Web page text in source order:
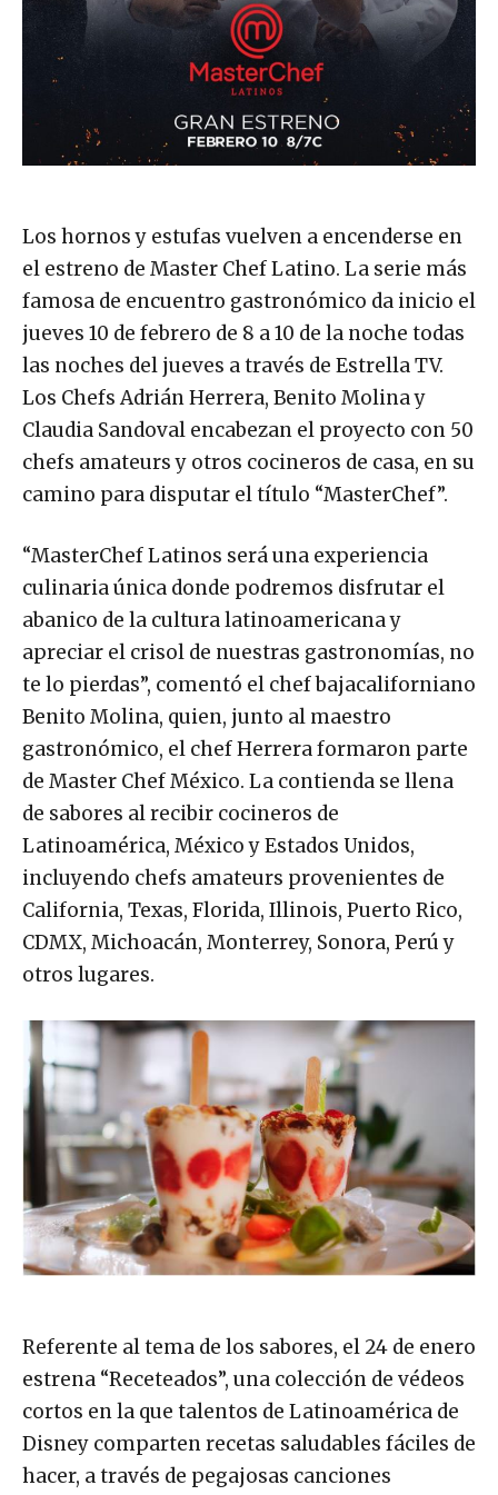
Los hornos y estufas vuelven a encenderse en
el estreno de Master Chef Latino. La serie más
famosa de encuentro gastronómico da inicio el
jueves 10 de febrero de 8 a 10 de la noche todas
las noches del jueves a través de Estrella TV.
Los Chefs Adrián Herrera, Benito Molina y
Claudia Sandoval encabezan el proyecto con 50
chefs amateurs y otros cocineros de casa, en su
camino para disputar el título “MasterChef”.
“MasterChef Latinos será una experiencia
culinaria única donde podremos disfrutar el
abanico de la cultura latinoamericana y
apreciar el crisol de nuestras gastronomías, no
te lo pierdas”, comentó el chef bajacaliforniano
Benito Molina, quien, junto al maestro
gastronómico, el chef Herrera formaron parte
de Master Chef México. La contienda se llena
de sabores al recibir cocineros de
Latinoamérica, México y Estados Unidos,
incluyendo chefs amateurs provenientes de
California, Texas, Florida, Illinois, Puerto Rico,
CDMX, Michoacán, Monterrey, Sonora, Perú y
otros lugares.
Referente al tema de los sabores, el 24 de enero
estrena “Receteados”, una colección de védeos
cortos en la que talentos de Latinoamérica de
Disney comparten recetas saludables fáciles de
hacer, a través de pegajosas canciones